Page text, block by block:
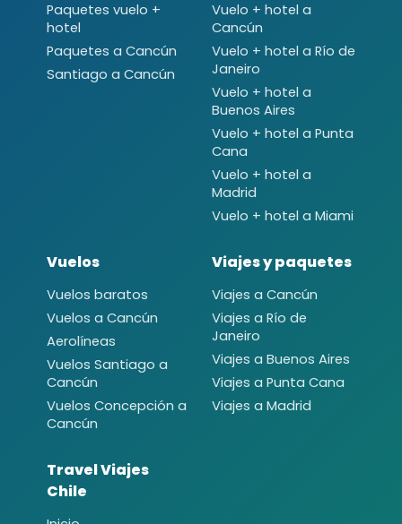
Paquetes vuelo +
hotel
Paquetes a Cancún
Santiago a Cancún
Vuelo + hotel a
Cancún
Vuelo + hotel a Río de
Janeiro
Vuelo + hotel a
Buenos Aires
Vuelo + hotel a Punta
Cana
Vuelo + hotel a
Madrid
Vuelo + hotel a Miami
Vuelos
Vuelos baratos
Vuelos a Cancún
Aerolíneas
Vuelos Santiago a
Cancún
Vuelos Concepción a
Cancún
Viajes y paquetes
Viajes a Cancún
Viajes a Río de
Janeiro
Viajes a Buenos Aires
Viajes a Punta Cana
Viajes a Madrid
Travel Viajes
Chile